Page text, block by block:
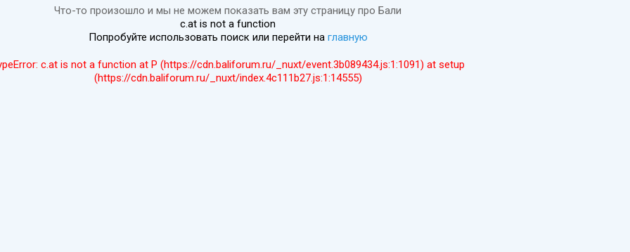
Что-то произошло и мы не можем показать вам эту страницу про Бали
c.at is not a function
Попробуйте использовать поиск или перейти на главную
c.at is not a function at P (https://cdn.baliforum.ru/_nuxt/event.3b089434.js:1:1091) at setup
(https://cdn.baliforum.ru/_nuxt/index.4c111b27.js:1:14555)